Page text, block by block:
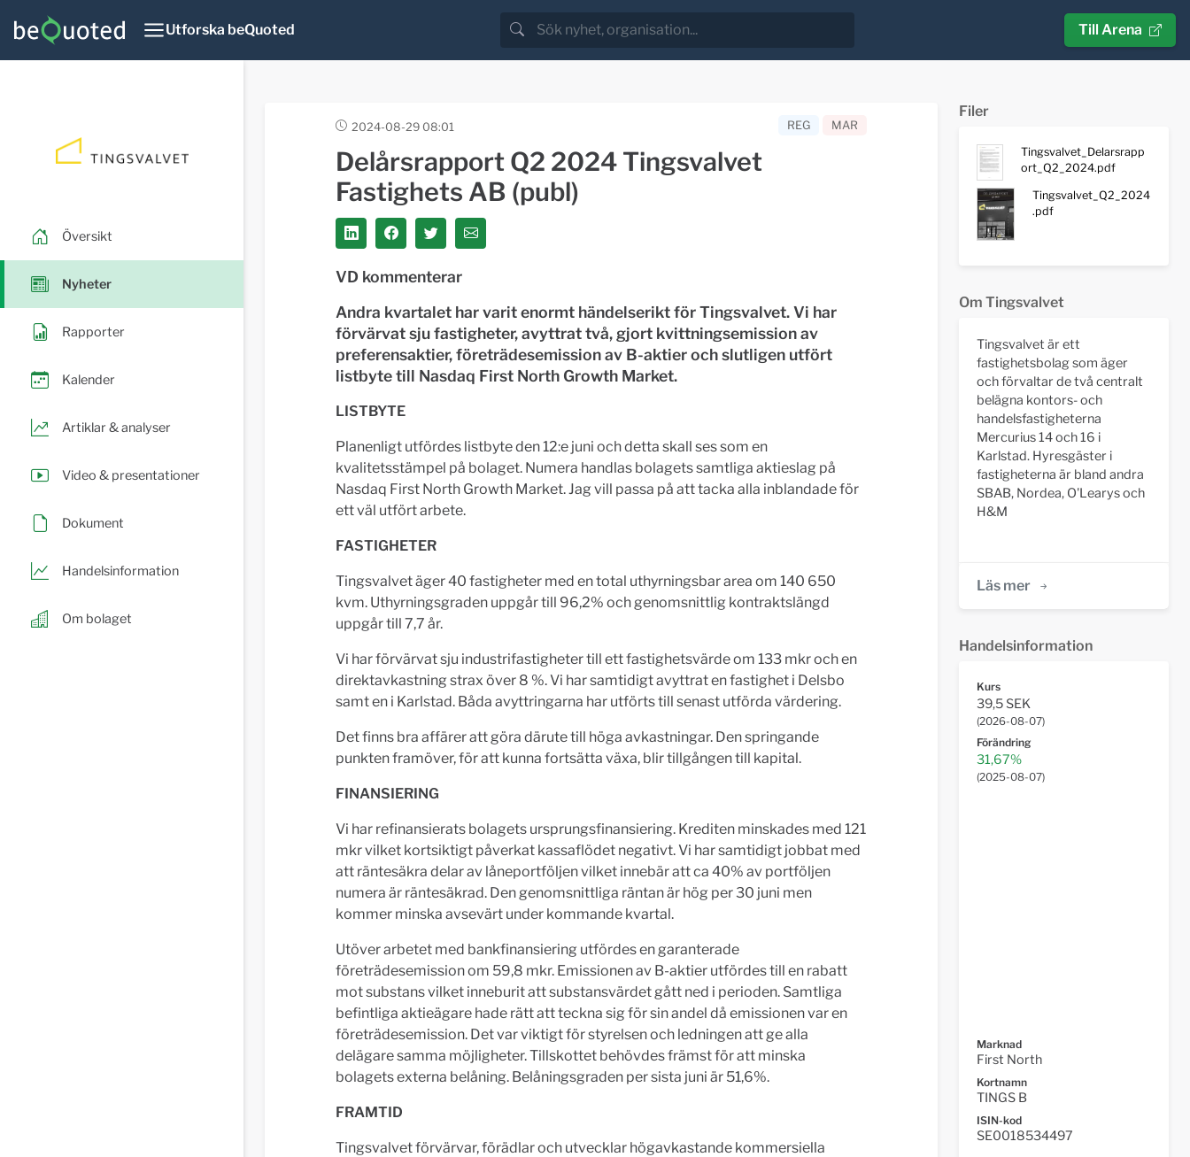
Utforska beQuoted Till Arena
Översikt
Nyheter
Rapporter
Kalender
Artiklar & analyser
Video & presentationer
Dokument
Handelsinformation
Om bolaget
2024-08-29 08:01 REG MAR
Delårsrapport Q2 2024 Tingsvalvet
Fastighets AB (publ)
VD kommenterar
Andra kvartalet har varit enormt händelserikt för Tingsvalvet. Vi har
förvärvat sju fastigheter, avyttrat två, gjort kvittningsemission av
preferensaktier, företrädesemission av B-aktier och slutligen utfört
listbyte till Nasdaq First North Growth Market.
LISTBYTE
Planenligt utfördes listbyte den 12:e juni och detta skall ses som en
kvalitetsstämpel på bolaget. Numera handlas bolagets samtliga aktieslag på
Nasdaq First North Growth Market. Jag vill passa på att tacka alla inblandade för
ett väl utfört arbete.
FASTIGHETER
Tingsvalvet äger 40 fastigheter med en total uthyrningsbar area om 140 650
kvm. Uthyrningsgraden uppgår till 96,2% och genomsnittlig kontraktslängd
uppgår till 7,7 år.
Vi har förvärvat sju industrifastigheter till ett fastighetsvärde om 133 mkr och en
direktavkastning strax över 8 %. Vi har samtidigt avyttrat en fastighet i Delsbo
samt en i Karlstad. Båda avyttringarna har utförts till senast utförda värdering.
Det finns bra affärer att göra därute till höga avkastningar. Den springande
punkten framöver, för att kunna fortsätta växa, blir tillgången till kapital.
FINANSIERING
Vi har refinansierats bolagets ursprungsfinansiering. Krediten minskades med 121
mkr vilket kortsiktigt påverkat kassaflödet negativt. Vi har samtidigt jobbat med
att räntesäkra delar av låneportföljen vilket innebär att ca 40% av portföljen
numera är räntesäkrad. Den genomsnittliga räntan är hög per 30 juni men
kommer minska avsevärt under kommande kvartal.
Utöver arbetet med bankfinansiering utfördes en garanterade
företrädesemission om 59,8 mkr. Emissionen av B-aktier utfördes till en rabatt
mot substans vilket inneburit att substansvärdet gått ned i perioden. Samtliga
befintliga aktieägare hade rätt att teckna sig för sin andel då emissionen var en
företrädesemission. Det var viktigt för styrelsen och ledningen att ge alla
delägare samma möjligheter. Tillskottet behövdes främst för att minska
bolagets externa belåning. Belåningsgraden per sista juni är 51,6%.
FRAMTID
Tingsvalvet förvärvar, förädlar och utvecklar högavkastande kommersiella
Filer
Tingsvalvet_Delarsrapp
ort_Q2_2024.pdf
Tingsvalvet_Q2_2024
.pdf
Om Tingsvalvet
Tingsvalvet är ett
fastighetsbolag som äger
och förvaltar de två centralt
belägna kontors- och
handelsfastigheterna
Mercurius 14 och 16 i
Karlstad. Hyresgäster i
fastigheterna är bland andra
SBAB, Nordea, O'Learys och
H&M
Läs mer
Handelsinformation
Kurs
39,5 SEK
(2026-08-07)
Förändring
31,67%
(2025-08-07)
Marknad
First North
Kortnamn
TINGS B
ISIN-kod
SE0018534497